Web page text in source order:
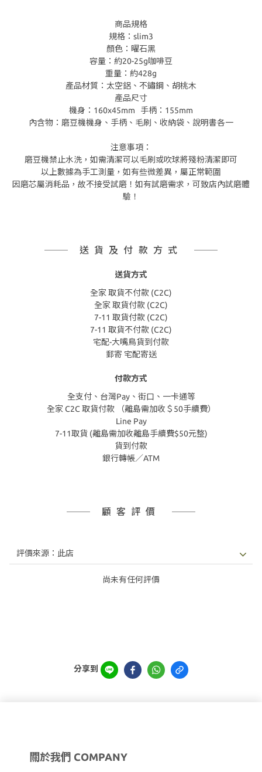
商品規格
規格：slim3
顏色：曜石黑
容量：約20-25g咖啡豆
重量：約428g
產品材質：太空鋁、不鏽鋼、胡桃木
產品尺寸
機身：160x45mm 手柄：155mm
內含物：磨豆機機身、手柄、毛刷、收納袋、說明書各一
注意事項：
磨豆機禁止水洗，如需清潔可以毛刷或吹球將殘粉清潔即可
以上數據為手工測量，如有些微差異，屬正常範圍
因磨芯屬消耗品，故不接受試磨！如有試磨需求，可致店內試磨體
驗！
送貨及付款方式
送貨方式
全家 取貨不付款 (C2C)
全家 取貨付款 (C2C)
7-11 取貨付款 (C2C)
7-11 取貨不付款 (C2C)
宅配-大嘴鳥貨到付款
郵寄 宅配寄送
付款方式
全支付、台灣Pay、街口、一卡通等
全家 C2C 取貨付款 （離島需加收＄50手續費）
Line Pay
7-11取貨 (離島需加收離島手續費$50元整)
貨到付款
銀行轉帳／ATM
顧客評價
尚未有任何評價
分享到
關於我們 COMPANY